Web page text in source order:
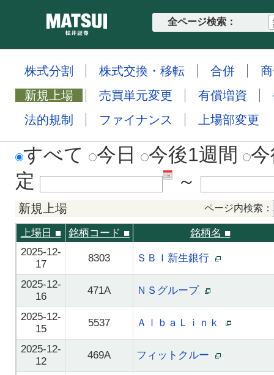
全ページ検索：
株式分割 株式交換・移転 合併
新規上場
売買単元変更 有償増資
法的規制
ファイナンス 上場部変更
すべて 今日 今後1週間
定
～
新規上場 ページ内検索：
上場日 ■ 銘柄コード ■ 銘柄名 ■
2025-12-
17
8303 ＳＢＩ新生銀行
2025-12-
16
471A ＮＳグループ
2025-12-
15
5537 ＡｌｂａＬｉｎｋ
2025-12-
12
469A フィットクルー